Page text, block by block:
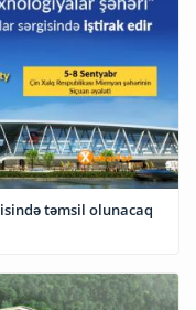
təmsil olunacaq